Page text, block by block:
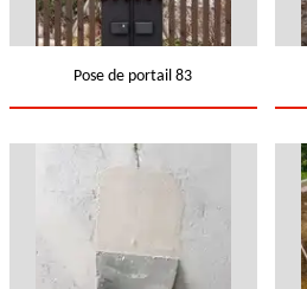
Pose de portail 83